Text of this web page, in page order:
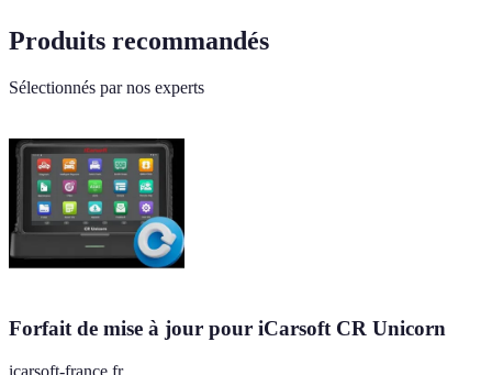
Produits recommandés
Sélectionnés par nos experts
Forfait de mise à jour pour iCarsoft CR Unicorn
icarsoft-france.fr